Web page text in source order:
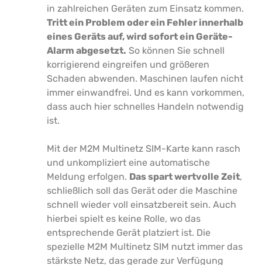
in zahlreichen Geräten zum Einsatz kommen.
Tritt ein Problem oder ein Fehler innerhalb
eines Geräts auf, wird sofort ein Geräte-
Alarm abgesetzt. So können Sie schnell
korrigierend eingreifen und größeren
Schaden abwenden. Maschinen laufen nicht
immer einwandfrei. Und es kann vorkommen,
dass auch hier schnelles Handeln notwendig
ist.
Mit der M2M Multinetz SIM-Karte kann rasch
und unkompliziert eine automatische
Meldung erfolgen. Das spart wertvolle Zeit,
schließlich soll das Gerät oder die Maschine
schnell wieder voll einsatzbereit sein. Auch
hierbei spielt es keine Rolle, wo das
entsprechende Gerät platziert ist. Die
spezielle M2M Multinetz SIM nutzt immer das
stärkste Netz, das gerade zur Verfügung